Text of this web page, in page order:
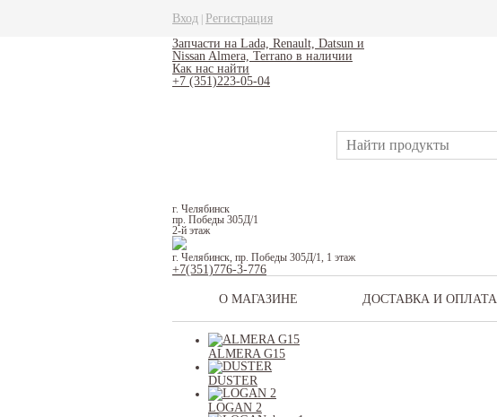
Вход Регистрация
Запчасти на Lada, Renault, Datsun и
Nissan Almera, Terrano в наличии
Как нас найти
+7 (351)223-05-04
г. Челябинск
пр. Победы 305Д/1
2-й этаж
г. Челябинск, пр. Победы 305Д/1, 1 этаж
+7(351)776-3-776
О МАГАЗИНЕ ДОСТАВКА И ОПЛАТА
ALMERA G15
DUSTER
LOGAN 2